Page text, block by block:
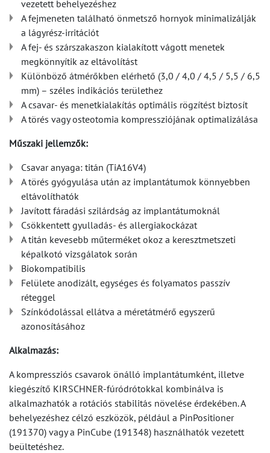
vezetett behelyezéshez
A fejmeneten található önmetsző hornyok minimalizálják
a lágyrész-irritációt
A fej- és szárszakaszon kialakított vágott menetek
megkönnyítik az eltávolítást
Különböző átmérőkben elérhető (3,0 / 4,0 / 4,5 / 5,5 / 6,5
mm) – széles indikációs területhez
A csavar- és menetkialakítás optimális rögzítést biztosít
A törés vagy osteotomia kompressziójának optimalizálása
Műszaki jellemzők:
Csavar anyaga: titán (TiA16V4)
A törés gyógyulása után az implantátumok könnyebben
eltávolíthatók
Javított fáradási szilárdság az implantátumoknál
Csökkentett gyulladás- és allergiakockázat
A titán kevesebb műterméket okoz a keresztmetszeti
képalkotó vizsgálatok során
Biokompatibilis
Felülete anodizált, egységes és folyamatos passzív
réteggel
Színkódolással ellátva a méretátmérő egyszerű
azonosításához
Alkalmazás:
A kompressziós csavarok önálló implantátumként, illetve
kiegészítő KIRSCHNER-fúródrótokkal kombinálva is
alkalmazhatók a rotációs stabilitás növelése érdekében. A
behelyezéshez célzó eszközök, például a PinPositioner
(191370) vagy a PinCube (191348) használhatók vezetett
beültetéshez.